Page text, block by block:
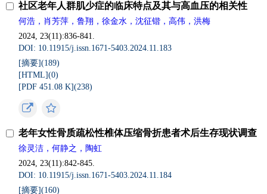
社区老年人群肌少症的临床特点及其与高血压的相关性
何浩，肖芳萍，鲁翔，徐金水，沈征锴，高伟，洪梅
2024, 23(11):836-841.
DOI: 10.11915/j.issn.1671-5403.2024.11.183
[摘要](189)
[HTML](0)
[PDF 451.08 K](238)
老年女性骨质疏松性椎体压缩骨折患者术后生存现状调查
徐灵洁，何静之，陶虹
2024, 23(11):842-845.
DOI: 10.11915/j.issn.1671-5403.2024.11.184
[摘要](160)